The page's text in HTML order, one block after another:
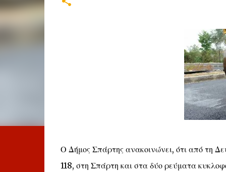
Ο Δήμος Σπάρτης ανακοινώνει, ότι από τη
118, στη Σπάρτη και στα δύο ρεύματα